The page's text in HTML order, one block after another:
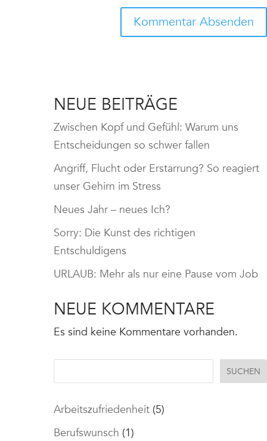
NEUE BEITRÄGE
Zwischen Kopf und Gefühl: Warum uns
Entscheidungen so schwer fallen
Angriff, Flucht oder Erstarrung? So reagiert
unser Gehirn im Stress
Neues Jahr – neues Ich?
Sorry: Die Kunst des richtigen
Entschuldigens
URLAUB: Mehr als nur eine Pause vom Job
NEUE KOMMENTARE
Es sind keine Kommentare vorhanden.
SUCHEN
Arbeitszufriedenheit(5)
Berufswunsch (1)